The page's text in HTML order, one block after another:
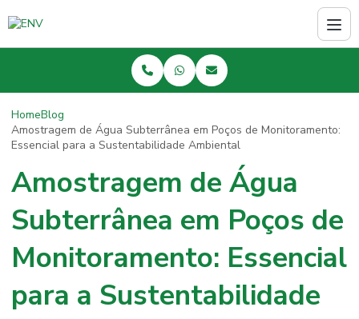
HomeBlog
Amostragem de Água Subterrânea em Poços de Monitoramento:
Essencial para a Sustentabilidade Ambiental
Amostragem de Água
Subterrânea em Poços de
Monitoramento: Essencial
para a Sustentabilidade